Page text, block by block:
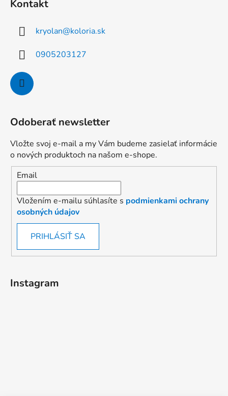
Kontakt
kryolan@koloria.sk
0905203127
Odoberať newsletter
Vložte svoj e-mail a my Vám budeme zasielať informácie
o nových produktoch na našom e-shope.
Email
Vložením e-mailu súhlasíte s podmienkami ochrany
osobných údajov
PRIHLÁSIŤ SA
Instagram